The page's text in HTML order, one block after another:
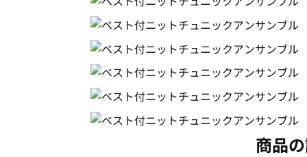
商品